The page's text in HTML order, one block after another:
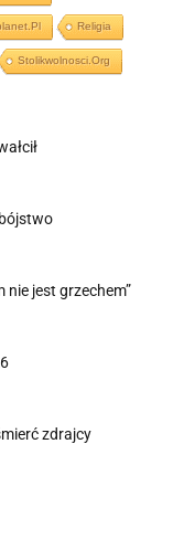
Religia
Stolikwolnosci.org
nie jest grzechem”
zdrajcy